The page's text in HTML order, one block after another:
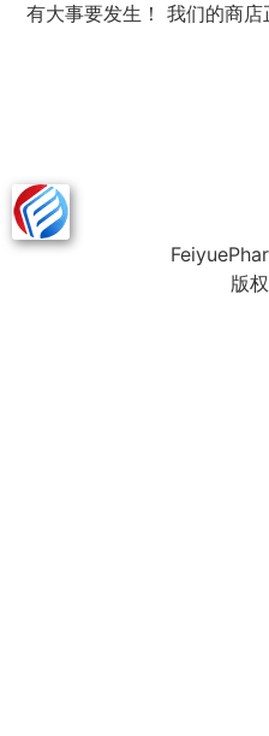
有大事要发生！ 我们的商店
版